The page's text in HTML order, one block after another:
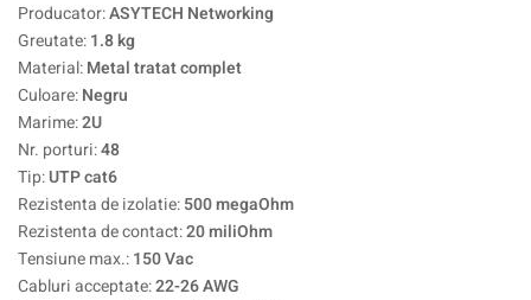
Producator:ASYTECH Networking
Greutate:1.8 kg
Material:Metal tratat complet
Culoare:Negru
Marime:2U
Nr. porturi:48
Tip:UTP cat6
Rezistenta de izolatie:500 megaOhm
Rezistenta de contact:20 miliOhm
Tensiune max.:150 Vac
Cabluri acceptate:22-26 AWG